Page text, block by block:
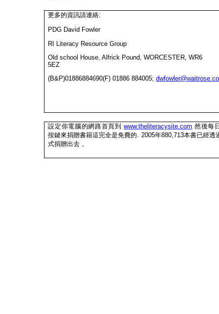
更多的資訊請連絡:
PDG David Fowler
RI Literacy Resource Group
Old school House, Alfrick Pound, WORCESTER, WR6
5EZ
(B&P)01886884690(F) 01886 884005;
設定你電腦的網路首頁到 www.theliteracysite.com 然後每
按鍵來捐贈書籍這完全是免費的 . 2005年880,713本書已經透
式捐贈出去 。